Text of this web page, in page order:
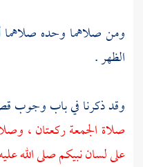
ومن صلاهما وحده صلاهما
الظهر .
وقد ذكرنا في باب وجوب
صلاة الجمعة ركعتان ،
على لسان نبيكم صلى الله